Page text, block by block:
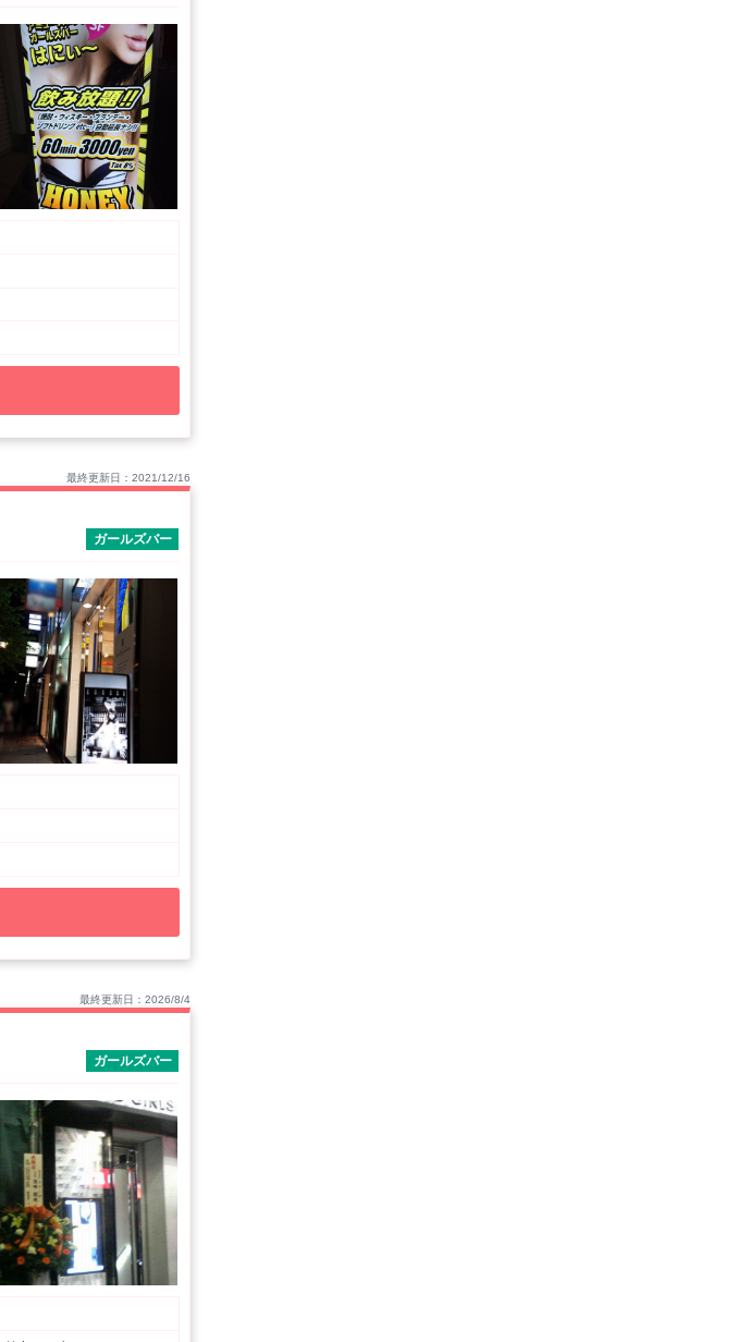
最終更新日：2021/12/16
ガールズバー
最終更新日：2026/8/4
ガールズバー